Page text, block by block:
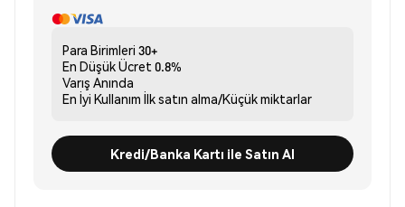
Para Birimleri 30+
En Düşük Ücret 0.8%
Varış Anında
En İyi Kullanım İlk satın alma/Küçük miktarlar
Kredi/Banka Kartı ile Satın Al